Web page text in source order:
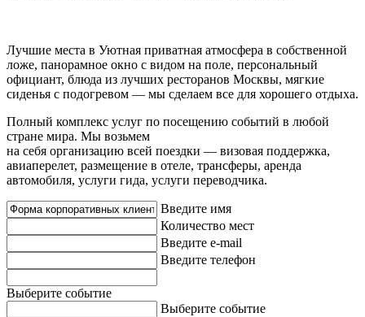
Лучшие места в Уютная приватная атмосфера в собственной
ложе, панорамное окно с видом на поле, персональный
официант, блюда из лучших ресторанов Москвы, мягкие
сиденья с подогревом — мы сделаем все для хорошего отдыха.
Полный комплекс услуг по посещению событий в любой
стране мира. Мы возьмем
на себя организацию всей поездки — визовая поддержка,
авиаперелет, размещение в отеле, трансферы, аренда
автомобиля, услуги гида, услуги переводчика.
Введите имя
Количество мест
Введите e-mail
Введите телефон
Выберите событие
Выберите событие